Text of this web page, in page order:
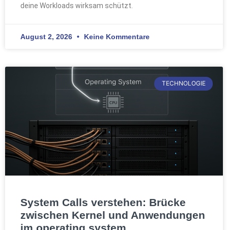
deine Workloads wirksam schützt.
August 2, 2026 Keine Kommentare
TECHNOLOGIE
System Calls verstehen: Brücke
zwischen Kernel und Anwendungen